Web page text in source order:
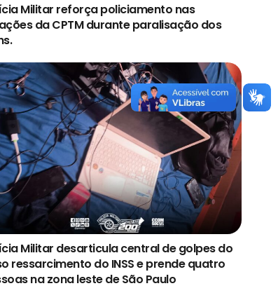
Militar reforça policiamento nas
da CPTM durante paralisação dos
Militar desarticula central de golpes do
ressarcimento do INSS e prende quatro
na zona leste de São Paulo